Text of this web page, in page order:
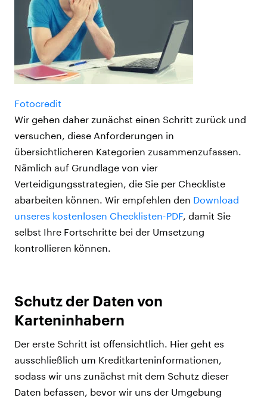
Fotocredit
Wir gehen daher zunächst einen Schritt zurück und
versuchen, diese Anforderungen in
übersichtlicheren Kategorien zusammenzufassen.
Nämlich auf Grundlage von vier
Verteidigungsstrategien, die Sie per Checkliste
abarbeiten können. Wir empfehlen den Download
unseres kostenlosen Checklisten-PDF, damit Sie
selbst Ihre Fortschritte bei der Umsetzung
kontrollieren können.
Schutz der Daten von
Karteninhabern
Der erste Schritt ist offensichtlich. Hier geht es
ausschließlich um Kreditkarteninformationen,
sodass wir uns zunächst mit dem Schutz dieser
Daten befassen, bevor wir uns der Umgebung